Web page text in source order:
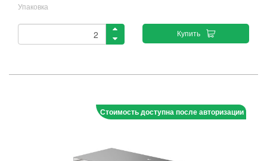
Упаковка
Купить
Стоимость доступна после авторизации